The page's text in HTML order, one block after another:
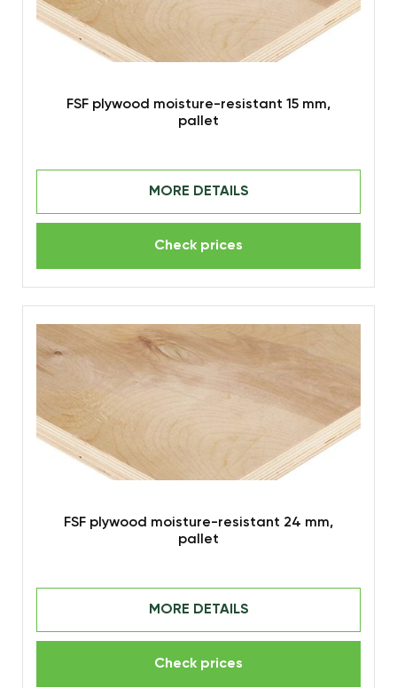
FSF plywood moisture-resistant 15 mm,
pallet
MORE DETAILS
Check prices
FSF plywood moisture-resistant 24 mm,
pallet
MORE DETAILS
Check prices